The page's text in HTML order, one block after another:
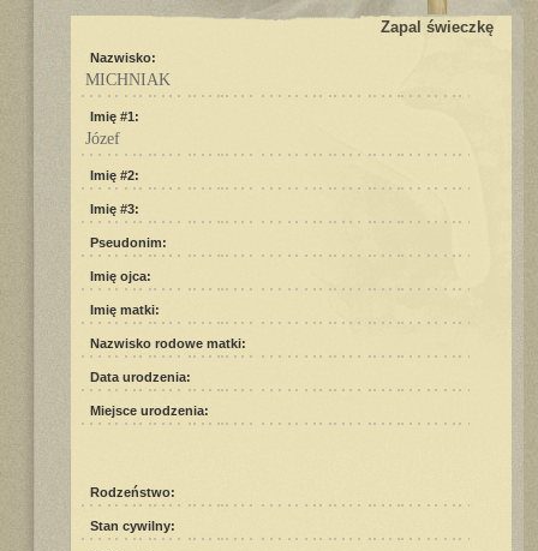
Zapal świeczkę
Nazwisko:
MICHNIAK
Imię #1:
Józef
Imię #2:
Imię #3:
Pseudonim:
Imię ojca:
Imię matki:
Nazwisko rodowe matki:
Data urodzenia:
Miejsce urodzenia:
Rodzeństwo:
Stan cywilny: